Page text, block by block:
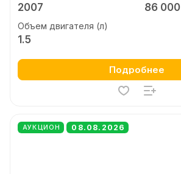
2007 86 000
Объем двигателя (л)
1.5
Подробнее
АУКЦИОН 08.08.2026